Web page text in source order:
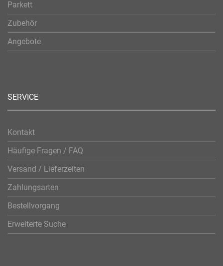
Parkett
Zubehör
Angebote
SERVICE
Kontakt
Häufige Fragen / FAQ
Versand / Lieferzeiten
Zahlungsarten
Bestellvorgang
Erweiterte Suche